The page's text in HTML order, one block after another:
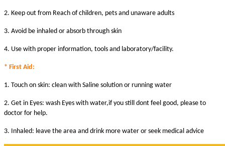
2. Keep out from Reach of children, pets and unaware adults
3. Avoid be inhaled or absorb through skin
4. Use with proper information, tools and laboratory/facility.
* First Aid:
1. Touch on skin: clean with Saline solution or running water
2. Get in Eyes: wash Eyes with water,if you still dont feel good, please to
doctor for help.
3. Inhaled: leave the area and drink more water or seek medical advice